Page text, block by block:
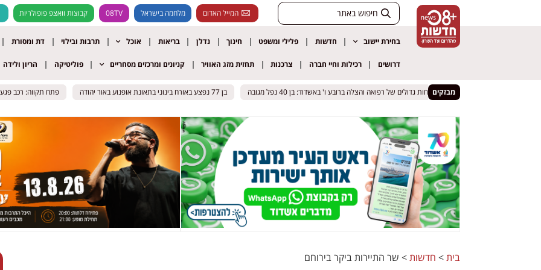
המייל האדום מלחמה בישראל 08TV קבוצות וואצפ פופולריות
בחירת יישוב חדשות פלילי ומשפט חינוך נדלן בריאות אוכל תרבות ובילוי דת ומסורת
דרושים רכילות וחיי חברה צרכנות תחזית מזג האוויר קניונים ומרכזים מסחריים פוליטיקה הריון ולידה
מבזקים
כוחות גדולים של רפואה והצלה ברובע ו' באשדוד: בן 40 נפל מגובה
כוחות גדולים של רפואה והצלה ברובע ו' באשדוד: בן 40 נפל מגובה פתח תקווה: רכב פגע במנוף
פתח תקווה: רכב פגע במנוף
בית> חדשות> שר התיירות ביקר בירוחם